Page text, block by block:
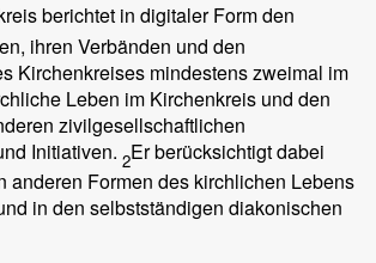
berichtet in digitaler Form den
ihren Verbänden und den
Kirchenkreises mindestens zweimal im
Leben im Kirchenkreis und den
zivilgesellschaftlichen
Initiativen. 2Er berücksichtigt dabei
anderen Formen des kirchlichen Lebens
in den selbstständigen diakonischen